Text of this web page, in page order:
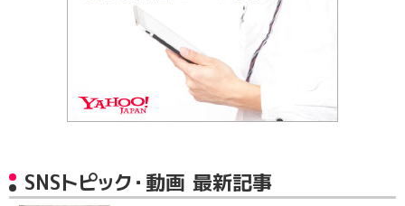
SNSトピック・動画 最新記事